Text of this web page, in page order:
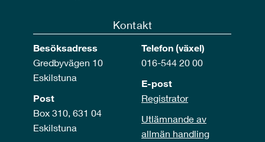
Kontakt
Besöksadress
Gredbyvägen 10
Eskilstuna
Post
Box 310, 631 04
Eskilstuna
Telefon (växel)
016-544 20 00
E-post
Registrator
Utlämnande av
allmän handling